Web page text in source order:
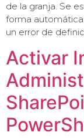
de la granja. Se
forma
un error de
Activar